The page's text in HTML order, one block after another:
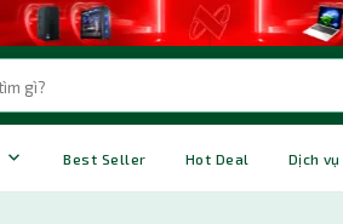
Best Seller Hot Deal Dịch